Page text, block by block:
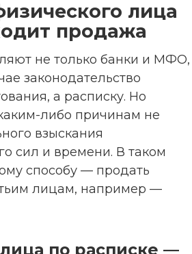
лица
продажа
не только банки и МФО,
законодательство
а расписку. Но
либо причинам не
взыскания
сил и времени. В таком
способу — продать
лицам, например —
по расписке —